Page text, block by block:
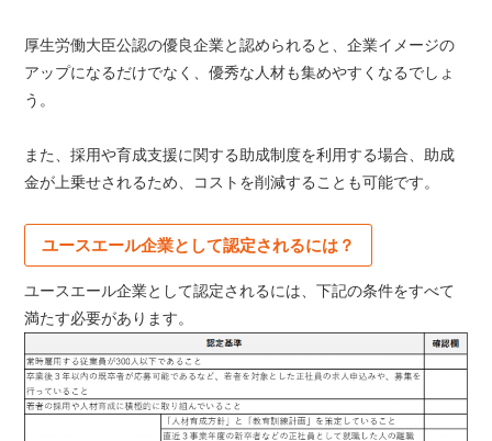
厚生労働大臣公認の優良企業と認められると、企業イメージの
アップになるだけでなく、優秀な人材も集めやすくなるでしょ
う。
また、採用や育成支援に関する助成制度を利用する場合、助成
金が上乗せされるため、コストを削減することも可能です。
ユースエール企業として認定されるには？
ユースエール企業として認定されるには、下記の条件をすべて
満たす必要があります。